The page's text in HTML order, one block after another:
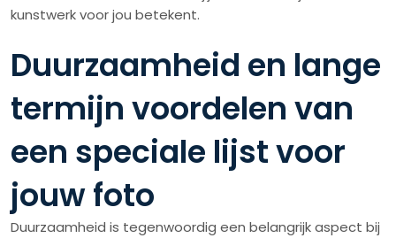
kunstwerk voor jou betekent.
Duurzaamheid en lange
termijn voordelen van
een speciale lijst voor
jouw foto
Duurzaamheid is tegenwoordig een belangrijk aspect bij